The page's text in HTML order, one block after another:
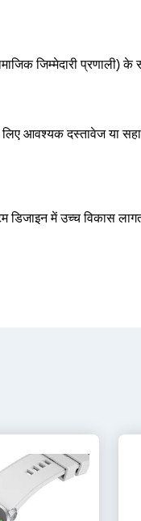
जिम्मेदारी प्रणाली) के
आवश्यक दस्तावेज या
डिजाइन में उच्च विकास